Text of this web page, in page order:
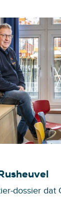
dossier dat